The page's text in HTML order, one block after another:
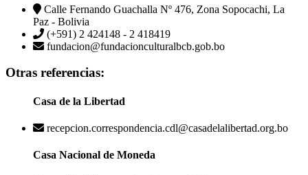
Calle Fernando Guachalla Nº 476, Zona Sopocachi, La
Paz - Bolivia
(+591) 2 424148 - 2 418419
fundacion@fundacionculturalbcb.gob.bo
Otras referencias:
Casa de la Libertad
recepcion.correspondencia.cdl@casadelalibertad.org.bo
Casa Nacional de Moneda